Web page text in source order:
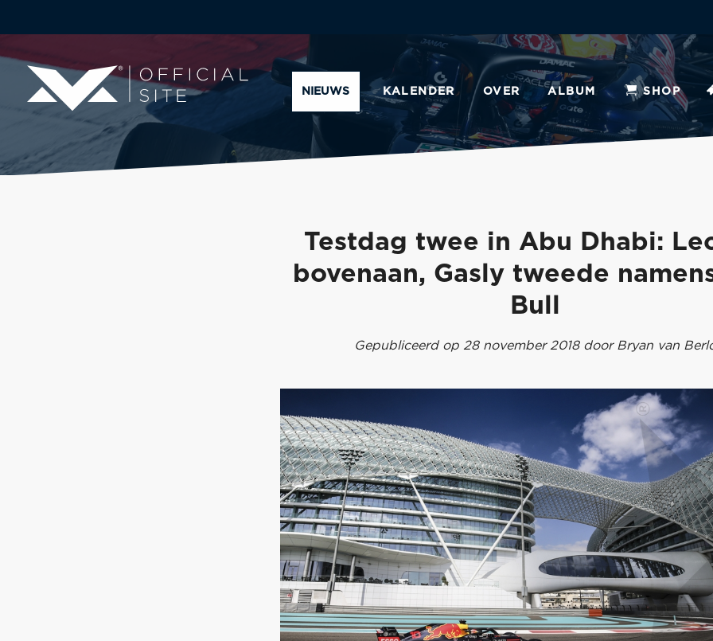
NIEUWS KALENDER OVER ALBUM SHOP
Testdag twee in Abu Dhabi:
bovenaan, Gasly tweede
Bull
Gepubliceerd op 28 november 2018 door Bryan van